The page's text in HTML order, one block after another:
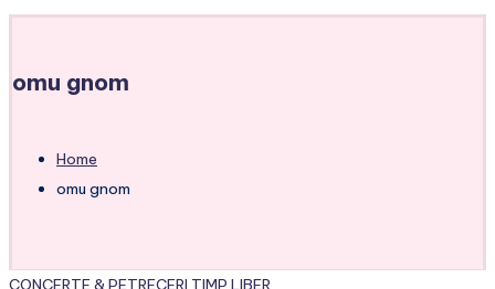
omu gnom
Home
omu gnom
Posted
CONCERTE & PETRECERI TIMP LIBER